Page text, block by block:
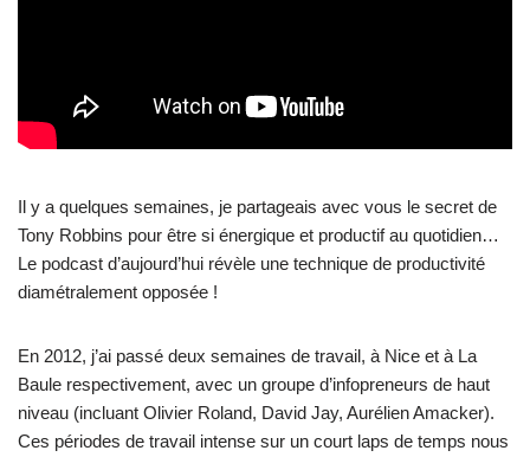
Il y a quelques semaines, je partageais avec vous le secret de
Tony Robbins pour être si énergique et productif au quotidien…
Le podcast d’aujourd’hui révèle une technique de productivité
diamétralement opposée !
En 2012, j’ai passé deux semaines de travail, à Nice et à La
Baule respectivement, avec un groupe d’infopreneurs de haut
niveau (incluant Olivier Roland, David Jay, Aurélien Amacker).
Ces périodes de travail intense sur un court laps de temps nous